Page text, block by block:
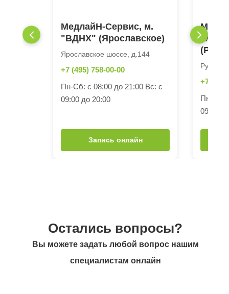
МедлайН-Сервис, м.
"ВДНХ" (Ярославское)
Ярославское шоссе, д.144
+7 (495) 758-00-00
Пн-Сб: с 08:00 до 21:00 Вс: с
09:00 до 20:00
Запись онлайн
+7
Пн-Сб:
09:00
Остались вопросы?
Вы можете задать любой вопрос нашим
специалистам онлайн